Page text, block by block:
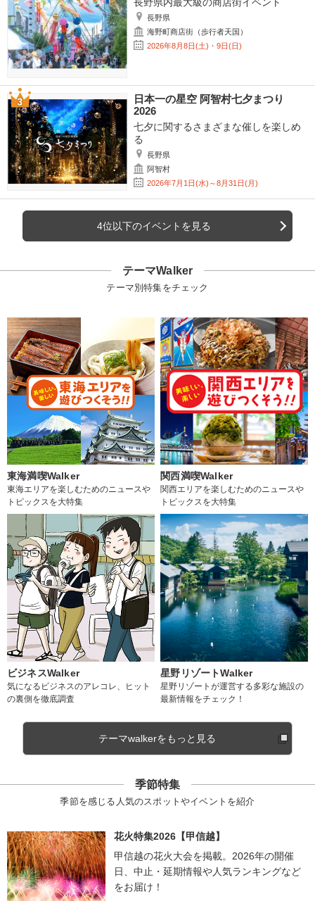
長野県
海野町商店街（歩行者天国）
2026年8月8日(土)・9日(日)
日本一の星空 阿智村七夕まつり
2026
七夕に関するさまざまな催しを楽しめ
る
長野県
阿智村
2026年7月1日(水)～8月31日(月)
4位以下のイベントを見る
テーマWalker
テーマ別特集をチェック
東海満喫Walker
東海エリアを楽しむためのニュースや
トピックスを大特集
関西満喫Walker
関西エリアを楽しむためのニュースや
トピックスを大特集
ビジネスWalker
気になるビジネスのアレコレ、ヒット
の裏側を徹底調査
星野リゾートWalker
星野リゾートが運営する多彩な施設の
最新情報をチェック！
テーマwalkerをもっと見る
季節特集
季節を感じる人気のスポットやイベントを紹介
花火特集2026【甲信越】
甲信越の花火大会を掲載。2026年の開催
日、中止・延期情報や人気ランキングなど
をお届け！